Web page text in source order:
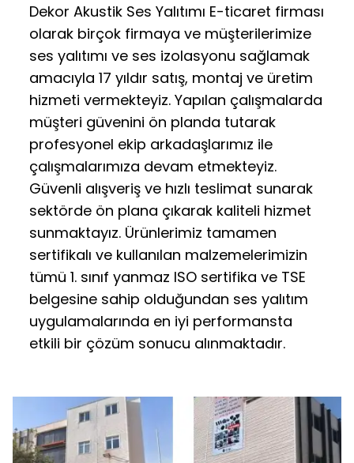
Dekor Akustik Ses Yalıtımı E-ticaret firması
olarak birçok firmaya ve müşterilerimize
ses yalıtımı ve ses izolasyonu sağlamak
amacıyla 17 yıldır satış, montaj ve üretim
hizmeti vermekteyiz. Yapılan çalışmalarda
müşteri güvenini ön planda tutarak
profesyonel ekip arkadaşlarımız ile
çalışmalarımıza devam etmekteyiz.
Güvenli alışveriş ve hızlı teslimat sunarak
sektörde ön plana çıkarak kaliteli hizmet
sunmaktayız. Ürünlerimiz tamamen
sertifikalı ve kullanılan malzemelerimizin
tümü 1. sınıf yanmaz ISO sertifika ve TSE
belgesine sahip olduğundan ses yalıtım
uygulamalarında en iyi performansta
etkili bir çözüm sonucu alınmaktadır.